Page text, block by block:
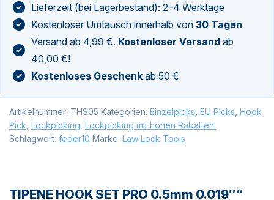
Lieferzeit (bei Lagerbestand): 2–4 Werktage
Kostenloser Umtausch innerhalb von 30 Tagen
Versand ab 4,99 €. Kostenloser Versand ab
40,00 €!
Kostenloses Geschenk ab 50 €
Artikelnummer: THS05 Kategorien: Einzelpicks EU Picks Hook
Pick Lockpicking Lockpicking mit hohen Rabatten!
Schlagwort: feder10 Marke: Law Lock Tools
TIPENE HOOK SET PRO 0.5mm 0.019″“